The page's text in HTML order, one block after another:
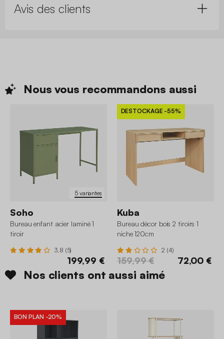
Avis des clients
Nous vous recommandons aussi
5 variantes
Soho
Bureau enfant acier laminé 1
tiroir
3.8 (5)
199,99 €
DESTOCKAGE -55%
Kuba
Bureau décor bois 2 tiroirs 1
niche 120cm
2 (4)
159,99 € 72,00 €
Nos clients ont aussi aimé
BON PLAN -20%